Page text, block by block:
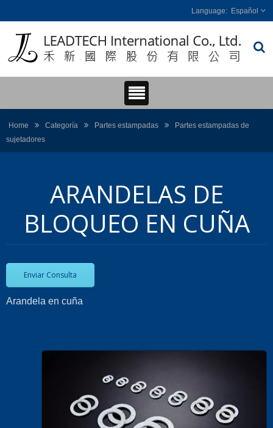
Español
Home Categoría Partes estampadas
Partes estampadas de
sujetadores
ARANDELAS DE
BLOQUEO EN CUÑA
Enviar Consulta
Arandela en cuña